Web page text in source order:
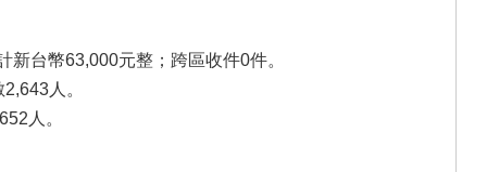
台幣63,000元整；跨區收件0件。
人。
人。